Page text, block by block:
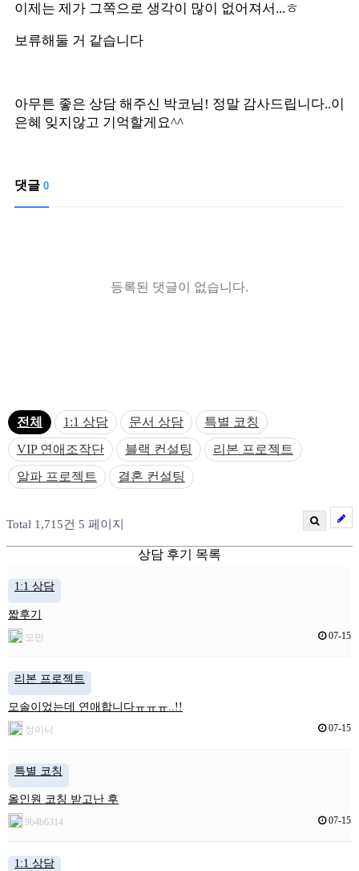
이제는 제가 그쪽으로 생각이 많이 없어져서...ㅎ
보류해둘 거 같습니다
아무튼 좋은 상담 해주신 박코님! 정말 감사드립니다..이
은혜 잊지않고 기억할게요^^
댓글 0
등록된 댓글이 없습니다.
전체 1:1 상담 문서 상담
특별 코칭
VIP 연애조작단
블랙 컨설팅
리본 프로젝트
알파 프로젝트
결혼 컨설팅
Total 1,715건 5 페이지
상담 후기 목록
1:1 상담
짧후기
오민 07-15
리본 프로젝트
모솔이었는데 연애합니다ㅠㅠㅠ..!!
정이니 07-15
특별 코칭
올인원 코칭 받고난 후
9b4b6314 07-15
1:1 상담